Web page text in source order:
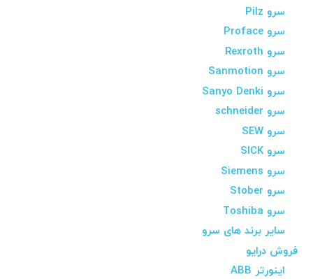
سرو Pilz
سرو Proface
سرو Rexroth
سرو Sanmotion
سرو Sanyo Denki
سرو schneider
سرو SEW
سرو SICK
سرو Siemens
سرو Stober
سرو Toshiba
سایر برند های سرو
فروش درایو
اینورتر ABB